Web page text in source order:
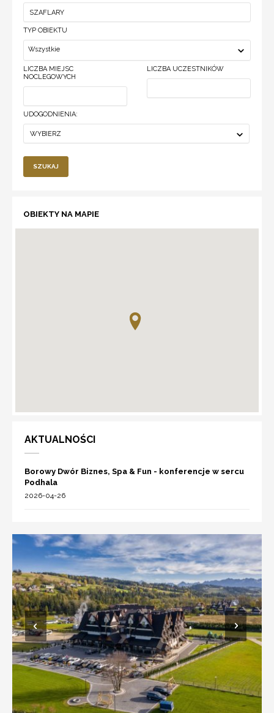
TYP OBIEKTU
Wszystkie
LICZBA MIEJSC
NOCLEGOWYCH
LICZBA UCZESTNIKÓW
UDOGODNIENIA:
WYBIERZ
SZUKAJ
OBIEKTY NA MAPIE
AKTUALNOŚCI
Borowy Dwór Biznes, Spa & Fun - konferencje w sercu
Podhala
2026-04-26